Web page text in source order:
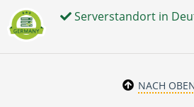
Serverstandort in
NACH